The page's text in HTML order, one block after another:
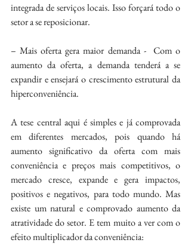
integrada de serviços locais. Isso forçará todo o
setor a se reposicionar.
– Mais oferta gera maior demanda -  Com o
aumento da oferta, a demanda tenderá a se
expandir e ensejará o crescimento estrutural da
hiperconveniência.
A tese central aqui é simples e já comprovada
em diferentes mercados, pois quando há
aumento significativo da oferta com mais
conveniência e preços mais competitivos, o
mercado cresce, expande e gera impactos,
positivos e negativos, para todo mundo. Mas
existe um natural e comprovado aumento da
atratividade do setor. E tem muito a ver com o
efeito multiplicador da conveniência: